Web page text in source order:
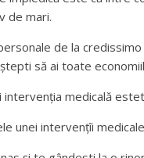
de mari.
de la
să ai toate
medicală
unei intervențîi